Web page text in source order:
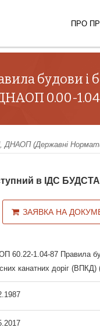
ПРО
будови і
0.00-
(Державні
в ІДС
ЗАЯВКА НА
60.22-1.04-87 Правила
канатних доріг